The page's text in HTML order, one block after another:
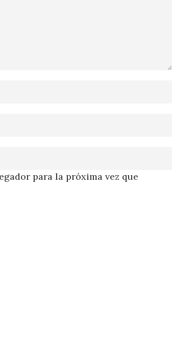
para la próxima vez que